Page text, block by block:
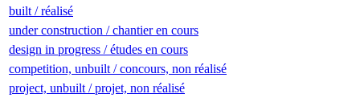
built / réalisé
under construction / chantier en cours
design in progress / études en cours
competition, unbuilt / concours, non réalisé
project, unbuilt / projet, non réalisé